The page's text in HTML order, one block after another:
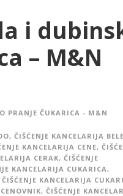
i
– M&N
PRANJE ČUKARICA - M&N
, ČIŠĆENJE KANCELARIJA BELE
KANCELARIJA CENE,
CERAK, ČIŠĆENJE
KANCELARIJA CUKARICA,
ČIŠĆENJE KANCELARIJA
, ČIŠĆENJE